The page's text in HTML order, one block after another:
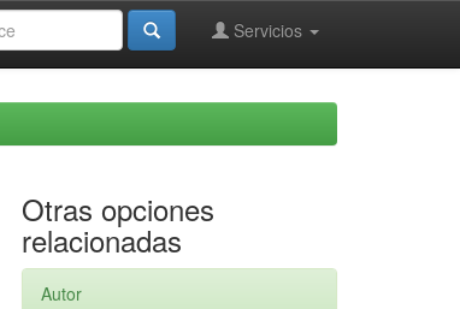
Servicios
Otras opciones
relacionadas
Autor